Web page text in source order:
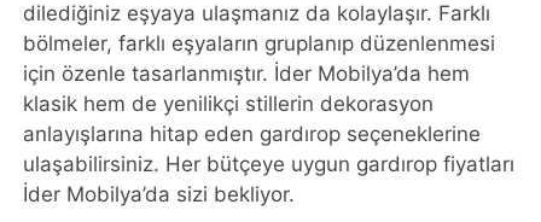
dilediğiniz eşyaya ulaşmanız da kolaylaşır. Farklı
bölmeler, farklı eşyaların gruplanıp düzenlenmesi
için özenle tasarlanmıştır. İder Mobilya’da hem
klasik hem de yenilikçi stillerin dekorasyon
anlayışlarına hitap eden gardırop seçeneklerine
ulaşabilirsiniz. Her bütçeye uygun gardırop fiyatları
İder Mobilya’da sizi bekliyor.